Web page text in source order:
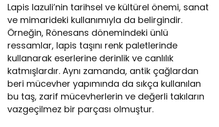
Lapis lazuli’nin tarihsel ve kültürel önemi, sanat
ve mimarideki kullanımıyla da belirgindir.
Örneğin, Rönesans dönemindeki ünlü
ressamlar, lapis taşını renk paletlerinde
kullanarak eserlerine derinlik ve canlılık
katmışlardır. Aynı zamanda, antik çağlardan
beri mücevher yapımında da sıkça kullanılan
bu taş, zarif mücevherlerin ve değerli takıların
vazgeçilmez bir parçası olmuştur.